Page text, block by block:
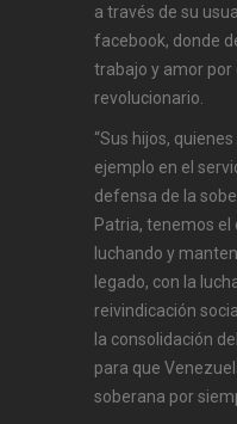
a través de su
facebook, donde
trabajo y amor por
revolucionario.
“Sus hijos,
ejemplo en el
defensa de la
Patria, tenemos
luchando y
legado, con la
reivindicación
la consolidación
para que
soberana por